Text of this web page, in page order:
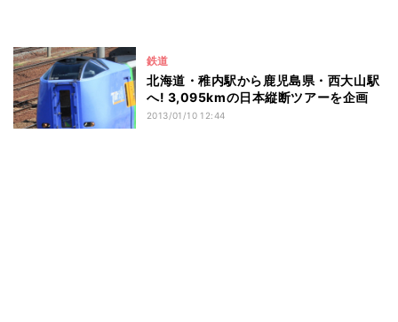
鉄道
北海道・稚内駅から鹿児島県・西大山駅
へ! 3,095kmの日本縦断ツアーを企画
2013/01/10 12:44